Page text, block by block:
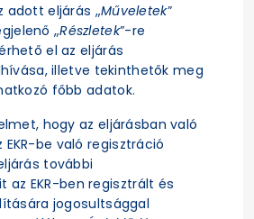
adott eljárás „Műveletek”
„Részletek”-re
el az eljárás
illetve tekinthetők meg
főbb adatok.
hogy az eljárásban való
be való regisztráció
további
az EKR-ben regisztrált és
jogosultsággal